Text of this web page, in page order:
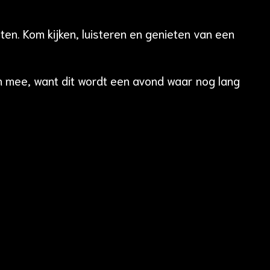
Kom kijken, luisteren en genieten van een
want dit wordt een avond waar nog lang